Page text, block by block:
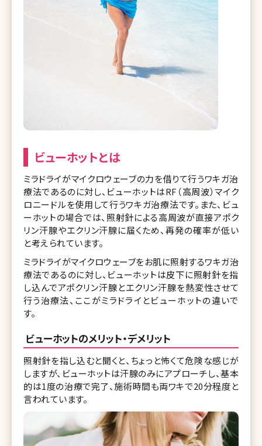
ビューホットとは
ミラドライがマイクロウェーブの力を借りて行うワキガ治
療法であるのに対し、ビューホットはRF（高周波）マイク
ロニードルを使用して行うワキガ治療法です。また、ビュ
ーホットの場合では、照射針による高周波が直接アポク
リン汗腺やエクリン汗腺に届くため、再発の確率が低い
と考えられています。
ミラドライがマイクロウェーブをお肌に照射するワキガ治
療法であるのに対し、ビューホットは皮下に照射針を指
し込んでアポクリン汗腺とエクリン汗腺を熱変性させて
行う治療法、ここがミラドライとビューホットの違いで
す。
ビューホットのメリット・デメリット
照射針を指し込むと聞くと、ちょっと怖くて危険な感じが
しますが、ビューホットは汗腺のみにアプローチし、基本
的は1度の治療で完了、施術時間も両ワキで20分程度と
言われています。